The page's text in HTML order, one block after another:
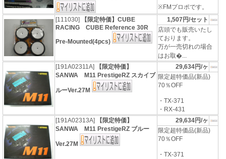
※FMプロポです。
[111030]
【限定特価】CUBE
RACING CUBE Reference 30R
Pre-Mounted(4pcs)
1,507円/セット
店頭でも販売いたし
ております。
万が一売切れの場合
はお取�...
[191A02311A]
【限定特価】
SANWA M11 PrestigeRZ スカイブ
ルーVer.27M
29,634円/ヶ
限定超特価品(新品)
70％OFF
・TX-371
・RX-431
[191A02313A]
【限定特価】
SANWA M11 PrestigeRZ ブルー
Ver.27M
29,634円/ヶ
限定超特価品(新品)
70％OFF
・TX-371